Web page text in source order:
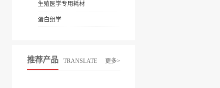
生殖医学专用耗材
蛋白组学
推荐产品 TRANSLATE 更多>